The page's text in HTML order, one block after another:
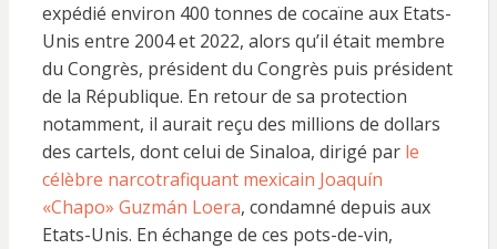
expédié environ 400 tonnes de cocaïne aux Etats-
Unis entre 2004 et 2022, alors qu’il était membre
du Congrès, président du Congrès puis président
de la République. En retour de sa protection
notamment, il aurait reçu des millions de dollars
des cartels, dont celui de Sinaloa, dirigé par le
célèbre narcotrafiquant mexicain Joaquín
«Chapo» Guzmán Loera, condamné depuis aux
Etats-Unis. En échange de ces pots-de-vin,